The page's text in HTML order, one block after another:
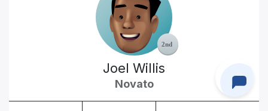
Joel Willis
Novato